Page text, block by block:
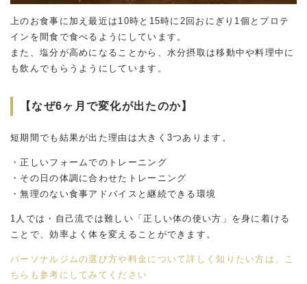
上のお食事に加え最近は10時と15時に2回おにぎり1個とプロテ
インを間食で食べるようにしています。
また、塩分が高めになることから、水分摂取は移動中や料理中に
も飲んでもらうようにしています。
【なぜ6ヶ月で変化が出たのか】
短期間でも結果が出た理由は大きく3つあります。
・正しいフォームでのトレーニング
・その日の体調に合わせたトレーニング
・無理のない食事アドバイスと継続できる環境
1人では・自己流では難しい「正しい体の使い方」を身に着ける
ことで、効率よく体を変えることができます。
パーソナルジムの選び方や料金について詳しく知りたい方は、こ
ちらも参考にしてみてください